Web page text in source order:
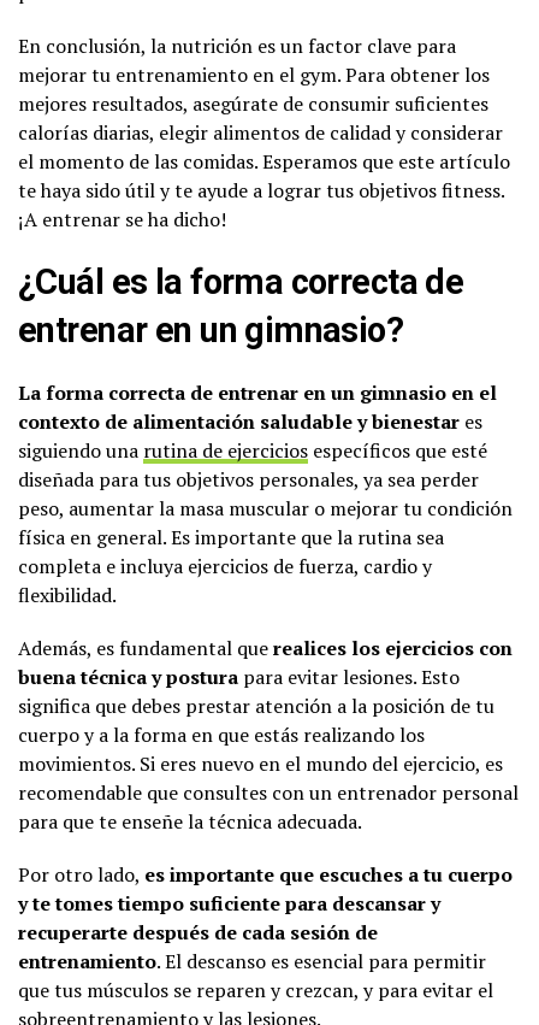
En conclusión, la nutrición es un factor clave para
mejorar tu entrenamiento en el gym. Para obtener los
mejores resultados, asegúrate de consumir suficientes
calorías diarias, elegir alimentos de calidad y considerar
el momento de las comidas. Esperamos que este artículo
te haya sido útil y te ayude a lograr tus objetivos fitness.
¡A entrenar se ha dicho!
¿Cuál es la forma correcta de
entrenar en un gimnasio?
La forma correcta de entrenar en un gimnasio en el
contexto de alimentación saludable y bienestar es
siguiendo una rutina de ejercicios específicos que esté
diseñada para tus objetivos personales, ya sea perder
peso, aumentar la masa muscular o mejorar tu condición
física en general. Es importante que la rutina sea
completa e incluya ejercicios de fuerza, cardio y
flexibilidad.
Además, es fundamental querealices los ejercicios con
buena técnica y postura para evitar lesiones. Esto
significa que debes prestar atención a la posición de tu
cuerpo y a la forma en que estás realizando los
movimientos. Si eres nuevo en el mundo del ejercicio, es
recomendable que consultes con un entrenador personal
para que te enseñe la técnica adecuada.
Por otro lado, es importante que escuches a tu cuerpo
y te tomes tiempo suficiente para descansar y
recuperarte después de cada sesión de
entrenamiento. El descanso es esencial para permitir
que tus músculos se reparen y crezcan, y para evitar el
sobreentrenamiento y las lesiones.